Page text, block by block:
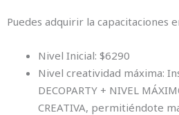
Puedes adquirir la capacitaciones
Nivel Inicial: $6290
Nivel creatividad máxima:
DECOPARTY + NIVEL
CREATIVA, permitiéndote